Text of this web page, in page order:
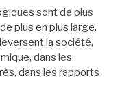
sont de plus
plus en plus large.
la société,
dans les
dans les rapports